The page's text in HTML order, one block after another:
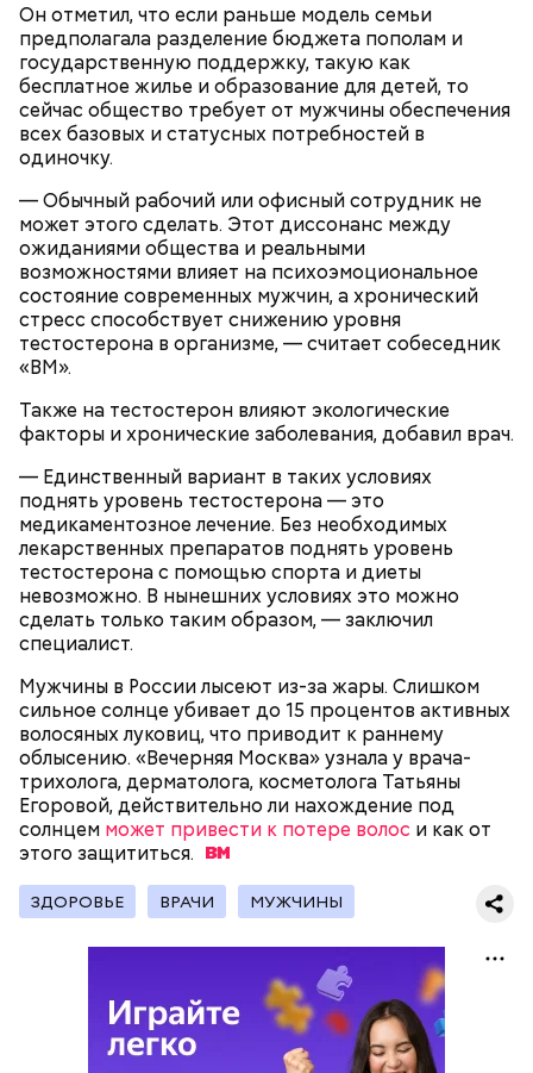
Он отметил, что если раньше модель семьи
предполагала разделение бюджета пополам и
государственную поддержку, такую как
бесплатное жилье и образование для детей, то
сейчас общество требует от мужчины обеспечения
всех базовых и статусных потребностей в
одиночку.
— Обычный рабочий или офисный сотрудник не
может этого сделать. Этот диссонанс между
ожиданиями общества и реальными
возможностями влияет на психоэмоциональное
состояние современных мужчин, а хронический
стресс способствует снижению уровня
тестостерона в организме, — считает собеседник
«ВМ».
Также на тестостерон влияют экологические
факторы и хронические заболевания, добавил врач.
— Единственный вариант в таких условиях
поднять уровень тестостерона — это
медикаментозное лечение. Без необходимых
лекарственных препаратов поднять уровень
тестостерона с помощью спорта и диеты
невозможно. В нынешних условиях это можно
сделать только таким образом, — заключил
специалист.
Мужчины в России лысеют из-за жары. Слишком
сильное солнце убивает до 15 процентов активных
волосяных луковиц, что приводит к раннему
облысению. «Вечерняя Москва» узнала у врача-
трихолога, дерматолога, косметолога Татьяны
Егоровой, действительно ли нахождение под
солнцем может привести к потере волос и как от
этого защититься.
ЗДОРОВЬЕ ВРАЧИ МУЖЧИНЫ
Международный день бесконечности придумал
американский философ Жан-Пьер Ади Феньо в
1987 году. Так как цифра восемь похожа на знак
бесконечности, то и дата была выбрана «08.08». В
этот праздник организуются тематические лекции
по математике и философии, а также проводят
выставки на тему бесконечности.
День «Счастье случается»
День «Счастье случается» был инициирован
Тайным обществом счастливых людей, чтобы
напомнить людям, что счастье на самом деле
кроется в мелочах. Отпраздновать этот день
можно, поделившись с другими людьми
счастливыми моментами из своей жизни.
День малины со сливками отмечается в США в
В этот праздник люди едят не только малину со
сливками, но и другие десерты на основе этих
двух ингредиентов. Их можно купить в магазине
или сделать самостоятельно вместе со своими
родными и близкими.
— Кабачки нужно натереть длинными слайсами
похожими на спагетти, и уложить в противень.
Дальше нужно добавить немного растительного
масла, соль, а сверху бросить хаотично
порезанную брынзу. Затем добавляются помидоры
черри или грунтовые, — рассказал шеф-повар.
Противень ставится в духовку, разогретую до 180–
190 градусов. Спагетти из кабачка нужно запекать
25–30 минут.
Уберут отеки и улучшат зрение:
диетолог Соломатина рассказала
о пользе кабачков
Кабачки, тушеные с курицей
Как приготовить домашний
майонез: три простых рецепта
Эндокринолог Куликова
объяснила, в чем заключается
польза сезонных овощей и